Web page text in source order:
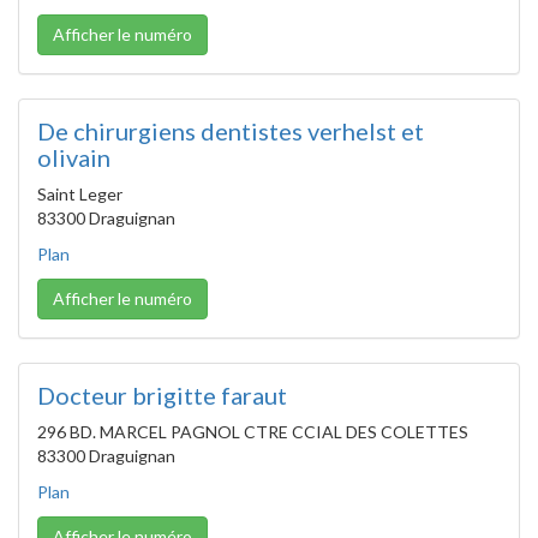
Afficher le numéro
De chirurgiens dentistes verhelst et
olivain
Saint Leger
83300 Draguignan
Plan
Afficher le numéro
Docteur brigitte faraut
296 BD. MARCEL PAGNOL CTRE CCIAL DES COLETTES
83300 Draguignan
Plan